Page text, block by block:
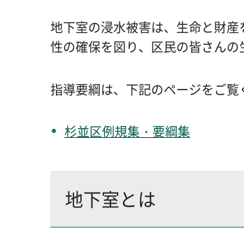
地下室の浸水被害は、生命と財
性の確保を図り、区民の皆さん
指導要綱は、下記のページをご覧
杉並区例規集・要綱集
地下室とは